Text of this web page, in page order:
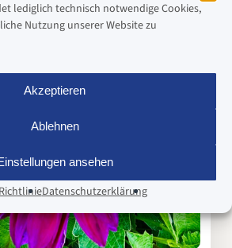
lediglich technisch notwendige Cookies,
Nutzung unserer Website zu
Akzeptieren
Ablehnen
ansehen
Datenschutzerklärung
Konfliktmanagement